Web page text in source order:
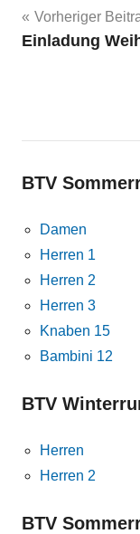
Vorheriger
Einladung
BTV
Damen
Herren 1
Herren 2
Herren 3
Knaben 15
Bambini 12
BTV
Herren
Herren 2
BTV